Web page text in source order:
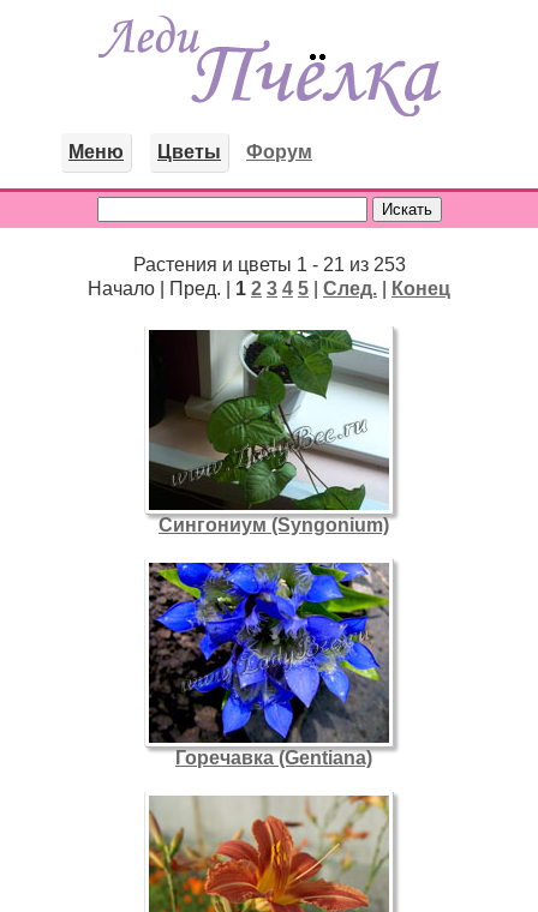
Меню Цветы Форум
Растения и цветы 1 - 21 из 253
Начало | Пред. | 1 2 3 4 5 След. Конец
Сингониум (Syngonium)
Горечавка (Gentiana)